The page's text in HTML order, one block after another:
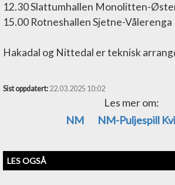
12.30 Slattumhallen Monolitten-
15.00 Rotneshallen Sjetne-Vålerenga
Hakadal og Nittedal er teknisk
Sist oppdatert: 22.03.2025 10:02
Les mer om:
NM
NM-Puljespill
LES OGSÅ